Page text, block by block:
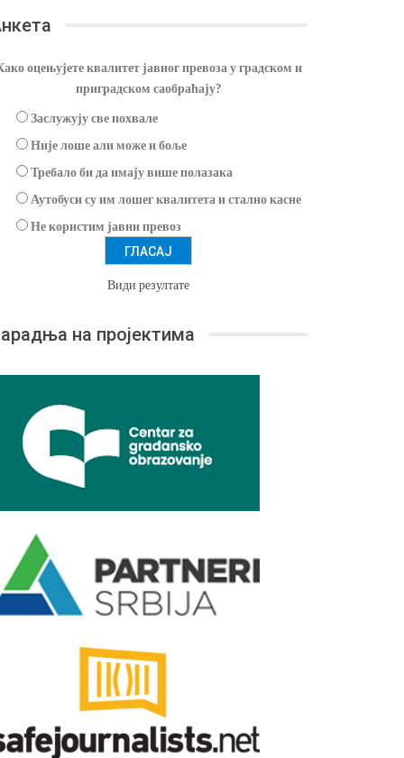
оцењујете квалитет јавног превоза у градском и
приградском саобраћају?
Заслужују све похвале
Није лоше али може и боље
Требало би да имају више полазака
Аутобуси су им лошег квалитета и стално касне
Не користим јавни превоз
Види резултате
на пројектима